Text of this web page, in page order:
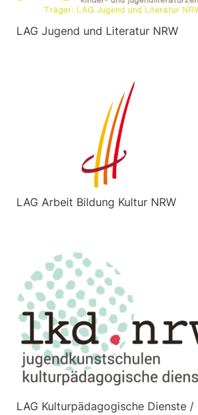
LAG Jugend und Literatur NRW
LAG Arbeit Bildung Kultur NRW
LAG Kulturpädagogische Dienste /